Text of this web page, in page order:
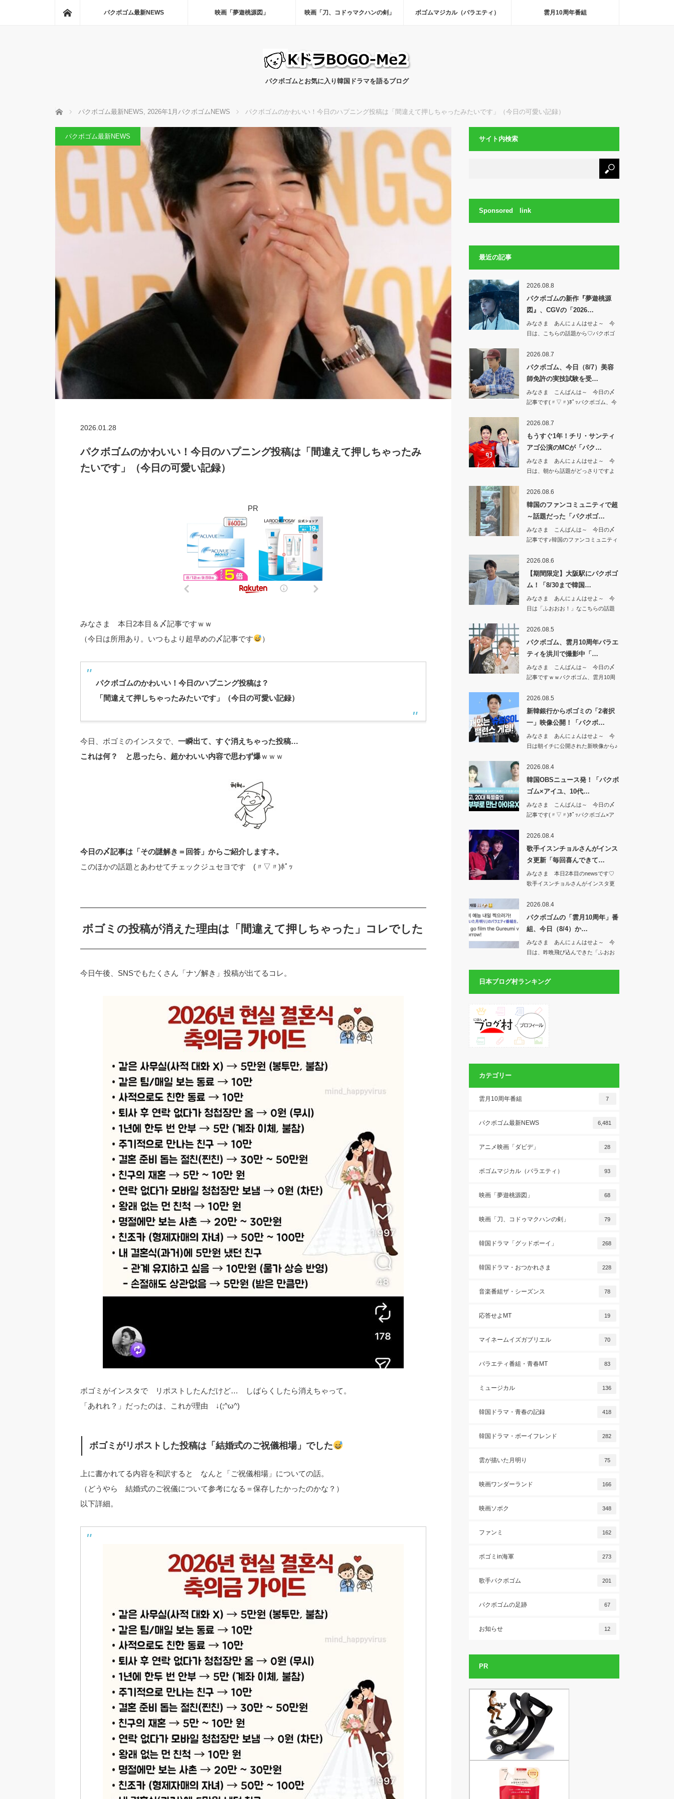
パクボゴム最新NEWS 映画「夢遊桃源図」 映画「刀、コドゥマクハンの剣」 ボゴムマジカル（バラエティ） 雲月10周年番組
パクボゴムとお気に入り韓国ドラマを語るブログ
ホーム パクボゴム最新NEWS, 2026年1月パクボゴムNEWS パクボゴムのかわいい！今日のハプニング投稿は「間違えて押しちゃったみたいです」（今日の可愛い記録）
パクボゴム最新NEWS
2026.01.28
パクボゴムのかわいい！今日のハプニング投稿は「間違えて押しちゃったみ
たいです」（今日の可愛い記録）
PR
みなさま 本日2本目＆〆記事ですｗｗ
（今日は所用あり。いつもより超早めの〆記事です
）
パクボゴムのかわいい！今日のハプニング投稿は？
「間違えて押しちゃったみたいです」（今日の可愛い記録）
今日、ボゴミのインスタで、 一瞬出て、すぐ消えちゃった投稿…
これは何？ と思ったら、超かわいい内容で思わず爆ｗｗｗ
今日の〆記事は「その謎解き＝回答」からご紹介しますネ。
このほかの話題とあわせてチェックジュセヨです (〃▽〃)ﾎﾟｯ
ボゴミの投稿が消えた理由は「間違えて押しちゃった」コレでした
今日午後、SNSでもたくさん「ナゾ解き」投稿が出てるコレ。
ボゴミがインスタで リポストしたんだけど… しばらくしたら消えちゃって。
「あれれ？」だったのは、これが理由 ↓(;^ω^)
ボゴミがリポストした投稿は「結婚式のご祝儀相場」でした
上に書かれてる内容を和訳すると なんと「ご祝儀相場」についての話。
（どうやら 結婚式のご祝儀について参考になる＝保存したかったのかな？）
以下詳細。
サイト内検索
Sponsored link
最近の記事
2026.08.8
パクボゴムの新作『夢遊桃源
図』、CGVの「2026…
みなさま あんにょんはせよ～ 今
日は、こちらの話題から♡パクボゴ
2026.08.7
パクボゴム、今日（8/7）美容
師免許の実技試験を受…
みなさま こんばんは～ 今日の〆
記事です(〃▽〃)ﾎﾟｯパクボゴム、今
2026.08.7
もうすぐ1年！チリ・サンティ
アゴ公演のMCが「パク…
みなさま あんにょんはせよ～ 今
日は、朝から話題がどっさりですよ
2026.08.6
韓国のファンコミュニティで超
～話題だった「パクボゴ…
みなさま こんばんは～ 今日の〆
記事です♪韓国のファンコミュニティ
2026.08.6
【期間限定】大阪駅にパクボゴ
ム！「8/30まで韓国…
みなさま あんにょんはせよ～ 今
日は「ふおおお！」なこちらの話題
2026.08.5
パクボゴム、雲月10周年バラエ
ティを洪川で撮影中「…
みなさま こんばんは～ 今日の〆
記事ですｗｗパクボゴム、雲月10周
2026.08.5
新韓銀行からボゴミの「2者択
一」映像公開！「パクボ…
みなさま あんにょんはせよ～ 今
日は朝イチに公開された新映像から♪
2026.08.4
韓国OBSニュース発！「パクボ
ゴム×アイユ、10代…
みなさま こんばんは～ 今日の〆
記事です(〃▽〃)ﾎﾟｯパクボゴム×ア
2026.08.4
歌手イスンチョルさんがインス
タ更新「毎回喜んできて…
みなさま 本日2本目のnewsです♡
歌手イスンチョルさんがインスタ更
2026.08.4
パクボゴムの「雲月10周年」番
組、今日（8/4）か…
みなさま あんにょんはせよ～ 今
日は、昨晩飛び込んできた「ふおお
日本ブログ村ランキング
カテゴリー
雲月10周年番組 7
パクボゴム最新NEWS 6,481
アニメ映画「ダビデ」 28
ボゴムマジカル（バラエティ） 93
映画「夢遊桃源図」 68
映画「刀、コドゥマクハンの剣」 79
韓国ドラマ「グッドボーイ」 268
韓国ドラマ・おつかれさま 228
音楽番組ザ・シーズンス 78
応答せよMT 19
マイネームイズガブリエル 70
バラエティ番組・青春MT 83
ミュージカル 136
韓国ドラマ・青春の記録 418
韓国ドラマ・ボーイフレンド 282
雲が描いた月明り 75
映画ワンダーランド 166
映画ソボク 348
ファンミ 162
ボゴミin海軍 273
歌手パクボゴム 201
パクボゴムの足跡 67
お知らせ 12
PR